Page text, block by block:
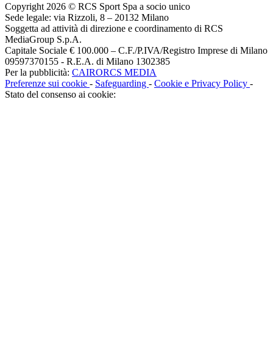
Copyright 2026 © RCS Sport Spa a socio unico
Sede legale: via Rizzoli, 8 – 20132 Milano
Soggetta ad attività di direzione e coordinamento di RCS
MediaGroup S.p.A.
Capitale Sociale € 100.000 – C.F./P.IVA/Registro Imprese di Milano
09597370155 - R.E.A. di Milano 1302385
Per la pubblicità: CAIRORCS MEDIA
Preferenze sui cookie - Safeguarding - Cookie e Privacy Policy -
Stato del consenso ai cookie: